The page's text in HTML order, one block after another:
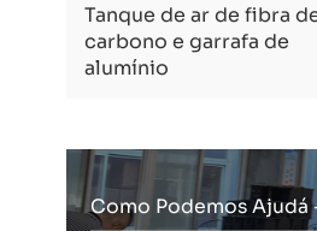
Tanque de ar de fibra
carbono e garrafa de
alumínio
Como Podemos